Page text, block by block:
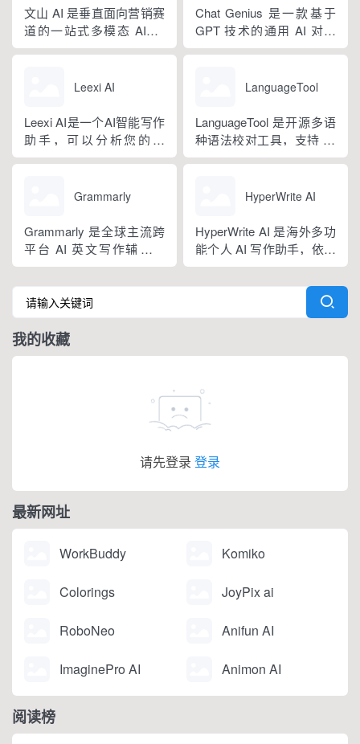
坦福零样本概率曲率检测
技术，无需针对新模型重
新训练，操作简单、无需
文山 AI 是垂直面向营销赛
道的一站式多模态 AIGC
工具，主打图文一体化生
习用户创作风格，适配新
传等各类营销文体。内置
十大类海量行业模板，覆
盖超 99% 营销业务场景，
Chat Genius 是一款基于
GPT 技术的通用 AI 对话
应用，依托大模型自然语
交互，支持自定义专属个
询、内容创作、生活事务
辅助等场景。产品采用金
币激励体系，用户可通过
Leexi AI
Leexi AI是一个AI智能写作
助手，可以分析您的文
本，提供有关如何改进文
纠正语法、拼写和标点符
LanguageTool
LanguageTool 是开源多语
种语法校对工具，支持 30
余种语言与方言检测，覆
语种，区分六大英语地域
法纠错外，还可校验标
点、大小写、语句冗余问
题，附带 AI 句子改写功
Grammarly
Grammarly 是全球主流跨
平台 AI 英文写作辅助工
具，提供免费基础版本，
依托 NLP 与大模型技术，
搭载 GrammarlyGO 智能
写作助手，集实时校对、
AI 生成、抄袭检测、引文
排版、团队文风统一功能
HyperWrite AI
HyperWrite AI 是海外多功
能个人 AI 写作助手，依托
大语言模型打造全场景文
字处理工具，内置上百种
写作功能，支持原生网页
编辑器与 Chrome 浏览器
调用 AI。覆盖内容生成、
务沟通等...
我的收藏
请先登录 登录
最新网址
WorkBuddy Komiko
Colorings JoyPix ai
RoboNeo Anifun AI
ImaginePro AI Animon AI
阅读榜